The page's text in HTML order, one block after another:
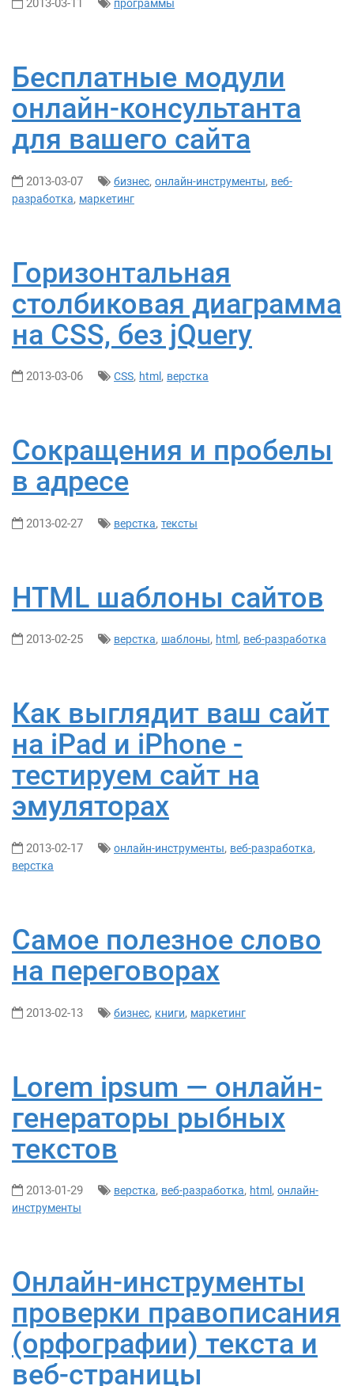
2013-03-11 программы
Бесплатные модули
онлайн-консультанта
для вашего сайта
2013-03-07 бизнес, онлайн-инструменты, веб-
разработка, маркетинг
Горизонтальная
столбиковая диаграмма
на CSS, без jQuery
2013-03-06 CSS, html , верстка
Сокращения и пробелы
в адресе
2013-02-27 верстка, тексты
HTML шаблоны сайтов
2013-02-25 верстка, шаблоны, html , веб-разработка
Как выглядит ваш сайт
на iPad и iPhone -
тестируем сайт на
эмуляторах
2013-02-17 онлайн-инструменты, веб-разработка,
верстка
Самое полезное слово
на переговорах
2013-02-13 бизнес, книги, маркетинг
Lorem ipsum — онлайн-
генераторы рыбных
текстов
2013-01-29 верстка, веб-разработка, html , онлайн-
инструменты
Онлайн-инструменты
проверки правописания
(орфографии) текста и
веб-страницы